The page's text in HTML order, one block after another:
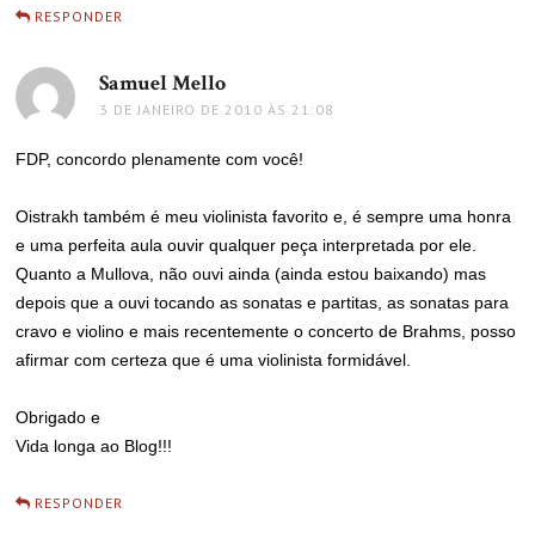
RESPONDER
Samuel Mello
3 DE JANEIRO DE 2010 ÀS 21:08
FDP, concordo plenamente com você!
Oistrakh também é meu violinista favorito e, é sempre uma honra
e uma perfeita aula ouvir qualquer peça interpretada por ele.
Quanto a Mullova, não ouvi ainda (ainda estou baixando) mas
depois que a ouvi tocando as sonatas e partitas, as sonatas para
cravo e violino e mais recentemente o concerto de Brahms, posso
afirmar com certeza que é uma violinista formidável.
Obrigado e
Vida longa ao Blog!!!
RESPONDER